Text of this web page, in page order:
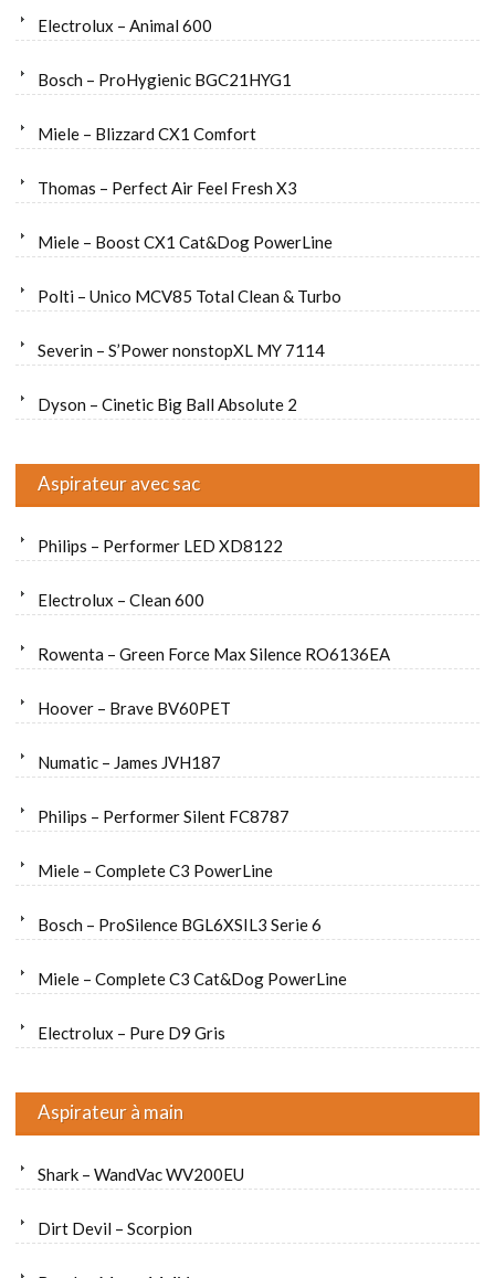
Electrolux – Animal 600
Bosch – ProHygienic BGC21HYG1
Miele – Blizzard CX1 Comfort
Thomas – Perfect Air Feel Fresh X3
Miele – Boost CX1 Cat&Dog PowerLine
Polti – Unico MCV85 Total Clean & Turbo
Severin – S’Power nonstopXL MY 7114
Dyson – Cinetic Big Ball Absolute 2
Aspirateur avec sac
Philips – Performer LED XD8122
Electrolux – Clean 600
Rowenta – Green Force Max Silence RO6136EA
Hoover – Brave BV60PET
Numatic – James JVH187
Philips – Performer Silent FC8787
Miele – Complete C3 PowerLine
Bosch – ProSilence BGL6XSIL3 Serie 6
Miele – Complete C3 Cat&Dog PowerLine
Electrolux – Pure D9 Gris
Aspirateur à main
Shark – WandVac WV200EU
Dirt Devil – Scorpion